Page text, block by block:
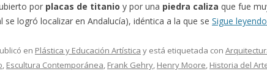
por placas de titanio y por una piedra caliza que fue
se logró localizar en Andalucía), idéntica a la que se Sigue leyendo
en Plástica y Educación Artística y está etiquetada con
, Escultura Contemporánea, Frank Gehry, Henry Moore, Historia del